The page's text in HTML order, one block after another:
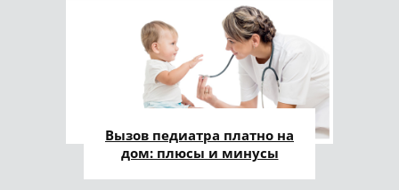
Вызов педиатра платно на
дом: плюсы и минусы